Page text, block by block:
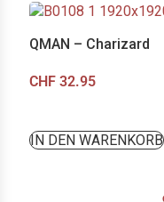
QMAN – Charizard
CHF 32.95
IN DEN WARENKORB